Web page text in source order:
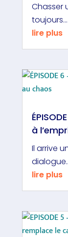
Chasser
toujours...
lire plus
à
Il arrive
lire plus